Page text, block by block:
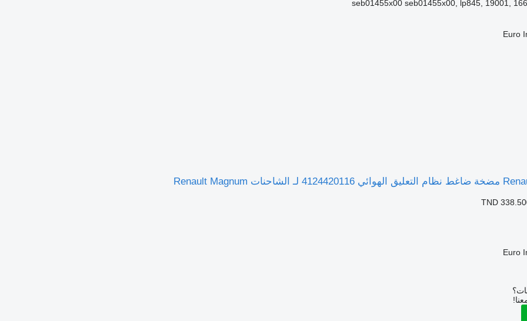
seb01455x00 seb01455x00, lp845, 19001,
Euro
TND
Euro